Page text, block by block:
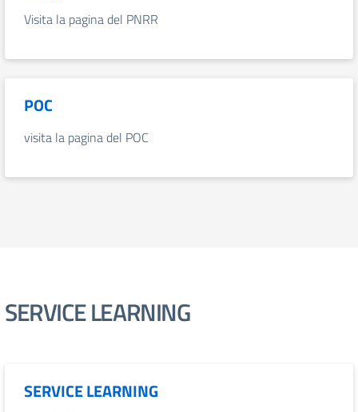
Visita la pagina del PNRR
POC
visita la pagina del POC
SERVICE LEARNING
SERVICE LEARNING